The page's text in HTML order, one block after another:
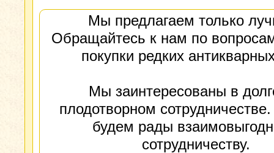
Мы предлагаем только
Обращайтесь к нам по
покупки редких
Мы заинтересованы в
плодотворном
будем рады
сотрудничеству.